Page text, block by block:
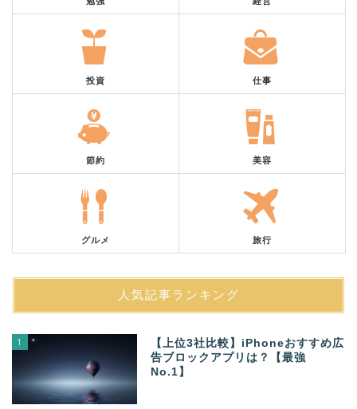
投資 仕事
節約 美容
グルメ 旅行
人気記事ランキング
1
【上位3社比較】iPhoneおすすめ広
告ブロックアプリは？【最強
No.1】